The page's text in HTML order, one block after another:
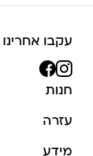
עקבו אחרינו
חנות
עזרה
מידע